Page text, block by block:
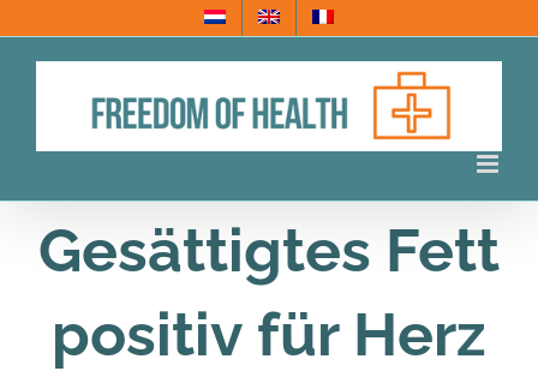
to
Gesättigtes Fett
positiv für Herz